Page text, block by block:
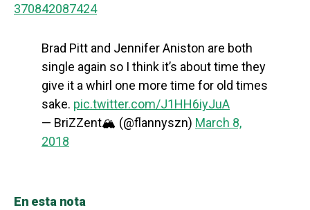
370842087424
Brad Pitt and Jennifer Aniston are both
single again so I think it’s about time they
give it a whirl one more time for old times
sake. pic.twitter.com/J1HH6iyJuA
— BriZZent🏔 (@flannyszn) March 8,
2018
En esta nota